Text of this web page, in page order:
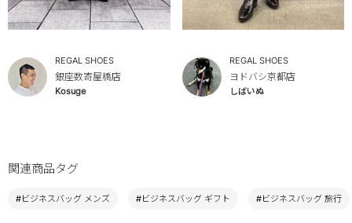
REGAL SHOES
銀座数寄屋橋店
Kosuge
REGAL SHOES
ヨドバシ京都店
しばいぬ
関連商品タグ
#ビジネスバッグ メンズ #ビジネスバッグ ギフト #ビジネスバッグ 旅行